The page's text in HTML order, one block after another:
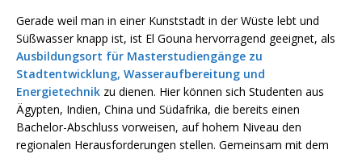
Gerade weil man in einer Kunststadt in der Wüste lebt und
Süßwasser knapp ist, ist El Gouna hervorragend geeignet, als
Ausbildungsort für Masterstudiengänge zu
Stadtentwicklung, Wasseraufbereitung und
Energietechnik zu dienen. Hier können sich Studenten aus
Ägypten, Indien, China und Südafrika, die bereits einen
Bachelor-Abschluss vorweisen, auf hohem Niveau den
regionalen Herausforderungen stellen. Gemeinsam mit dem